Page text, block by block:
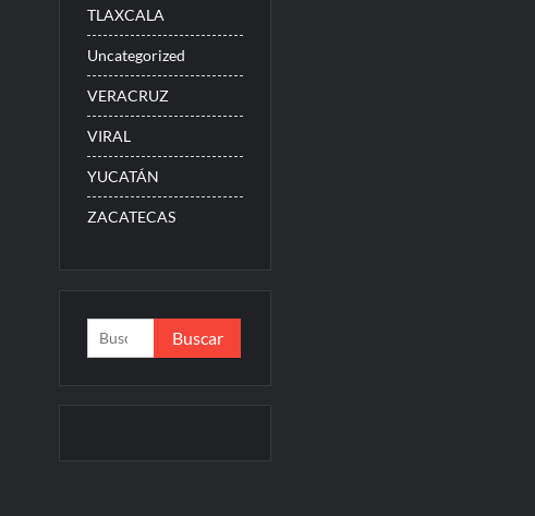
TLAXCALA
Uncategorized
VERACRUZ
VIRAL
YUCATÁN
ZACATECAS
Buscar: